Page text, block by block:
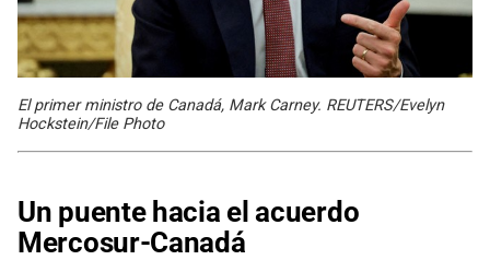
El primer ministro de Canadá, Mark Carney. REUTERS/Evelyn
Hockstein/File Photo
Un puente hacia el acuerdo
Mercosur-Canadá